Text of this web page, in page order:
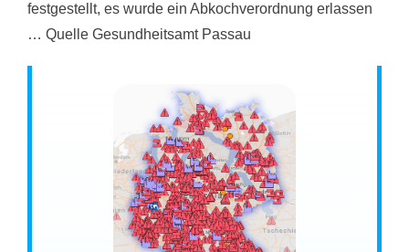
festgestellt, es wurde ein Abkochverordnung erlassen
… Quelle Gesundheitsamt Passau